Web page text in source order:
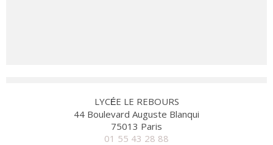
LYCÉE LE REBOURS
44 Boulevard Auguste Blanqui
75013 Paris
01 55 43 28 88